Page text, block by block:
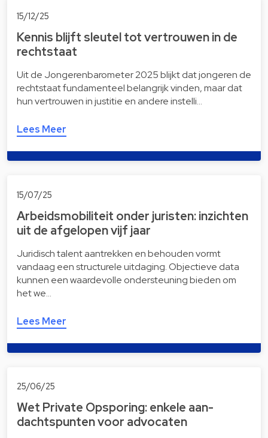
15/12/25
Kennis blijft sleutel tot vertrouwen in de
rechtstaat
Uit de Jongerenbarometer 2025 blijkt dat jongeren de
rechtstaat fundamenteel belangrijk vinden, maar dat
hun vertrouwen in justitie en andere instelli…
Lees Meer
15/07/25
Arbeidsmobiliteit onder juristen: inzichten
uit de afgelopen vijf jaar
Juridisch talent aantrekken en behouden vormt
vandaag een structurele uitdaging. Objectieve data
kunnen een waardevolle ondersteuning bieden om
het we…
Lees Meer
25/06/25
Wet Private Opsporing: enkele aan­
dachts­pun­ten voor advocaten